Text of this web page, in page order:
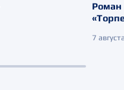
Роман
7